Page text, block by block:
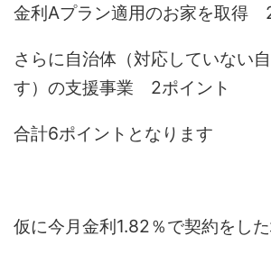
金利Aプラン適用のお家を取得
さらに自治体（対応していない
す）の支援事業 2ポイント
合計6ポイントとなります
仮に今月金利1.82％で契約をし